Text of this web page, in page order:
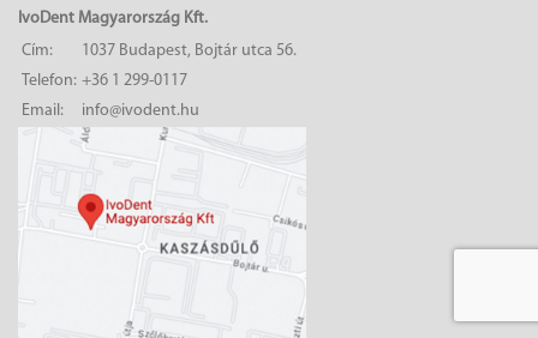
IvoDent Magyarország Kft.
Cím:
1037 Budapest, Bojtár utca 56.
Telefon: +36 1 299-0117
Email:
info@ivodent.hu